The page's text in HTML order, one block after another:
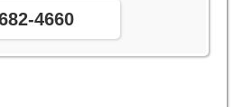
4660